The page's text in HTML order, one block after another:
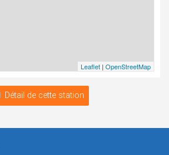
Leaflet | OpenStreetMap
Détail de cette station